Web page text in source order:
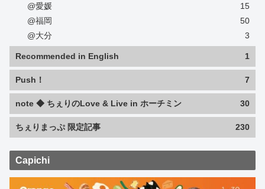
@愛媛
15
@福岡
50
@大分
3
Recommended in English 1
Push！ 7
note ◆ ちぇりのLove & Live in ホーチミン 30
ちぇりまっぷ 限定記事 230
Capichi